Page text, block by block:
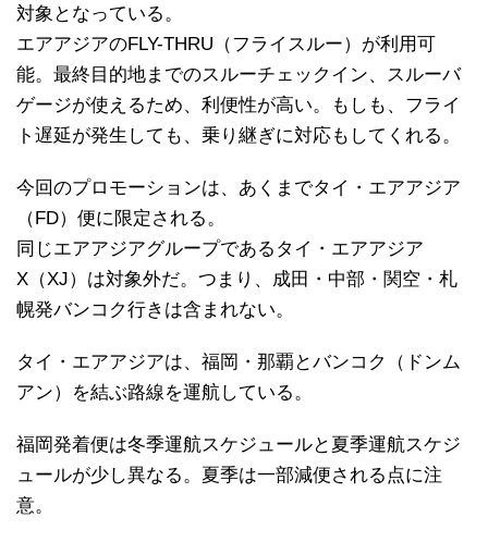
対象となっている。
エアアジアのFLY-THRU（フライスルー）が利用可
能。最終目的地までのスルーチェックイン、スルーバ
ゲージが使えるため、利便性が高い。もしも、フライ
ト遅延が発生しても、乗り継ぎに対応もしてくれる。
今回のプロモーションは、あくまでタイ・エアアジア
（FD）便に限定される。
同じエアアジアグループであるタイ・エアアジア
X（XJ）は対象外だ。つまり、成田・中部・関空・札
幌発バンコク行きは含まれない。
タイ・エアアジアは、福岡・那覇とバンコク（ドンム
アン）を結ぶ路線を運航している。
福岡発着便は冬季運航スケジュールと夏季運航スケジ
ュールが少し異なる。夏季は一部減便される点に注
意。